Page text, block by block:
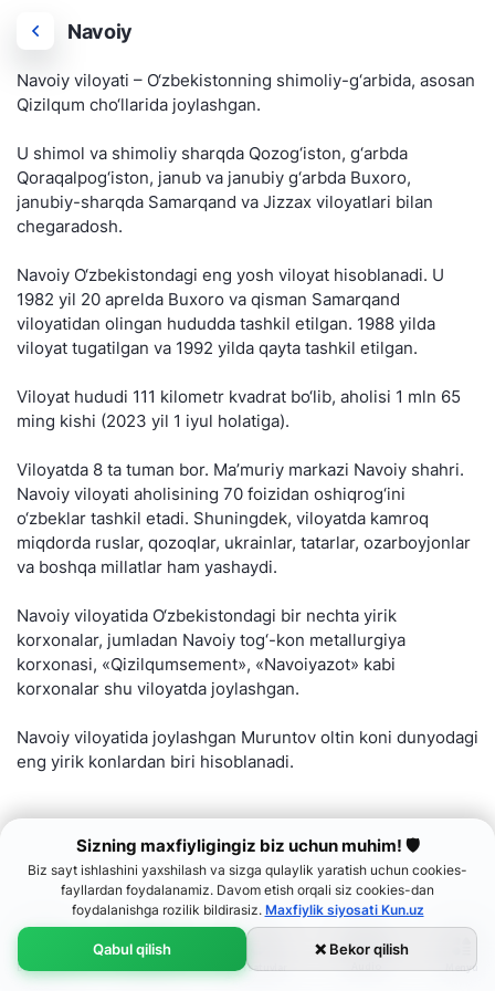
Sizning maxfiyligingiz biz uchun muhim! 🛡
Biz sayt ishlashini yaxshilash va sizga qulaylik yaratish uchun cookies-
fayllardan foydalanamiz. Davom etish orqali siz cookies-dan
foydalanishga rozilik bildirasiz. Maxfiylik siyosati Kun.uz
Qabul qilish ❌ Bekor qilish
Navoiy
Navoiy viloyati – O‘zbekistonning shimoliy-g‘arbida, asosan
Qizilqum cho‘llarida joylashgan.
U shimol va shimoliy sharqda Qozog‘iston, g‘arbda
Qoraqalpog‘iston, janub va janubiy g‘arbda Buxoro,
janubiy-sharqda Samarqand va Jizzax viloyatlari bilan
chegaradosh.
Navoiy O‘zbekistondagi eng yosh viloyat hisoblanadi. U
1982 yil 20 aprelda Buxoro va qisman Samarqand
viloyatidan olingan hududda tashkil etilgan. 1988 yilda
viloyat tugatilgan va 1992 yilda qayta tashkil etilgan.
Viloyat hududi 111 kilometr kvadrat bo‘lib, aholisi 1 mln 65
ming kishi (2023 yil 1 iyul holatiga).
Viloyatda 8 ta tuman bor. Ma’muriy markazi Navoiy shahri.
Navoiy viloyati aholisining 70 foizidan oshiqrog‘ini
o‘zbeklar tashkil etadi. Shuningdek, viloyatda kamroq
miqdorda ruslar, qozoqlar, ukrainlar, tatarlar, ozarboyjonlar
va boshqa millatlar ham yashaydi.
Navoiy viloyatida O‘zbekistondagi bir nechta yirik
korxonalar, jumladan Navoiy tog‘-kon metallurgiya
korxonasi, «Qizilqumsement», «Navoiyazot» kabi
korxonalar shu viloyatda joylashgan.
Navoiy viloyatida joylashgan Muruntov oltin koni dunyodagi
eng yirik konlardan biri hisoblanadi.
Bosh sahifa Ko‘rsatuvlar Menyu